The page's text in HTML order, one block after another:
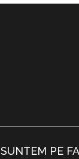
SUNTEM PE